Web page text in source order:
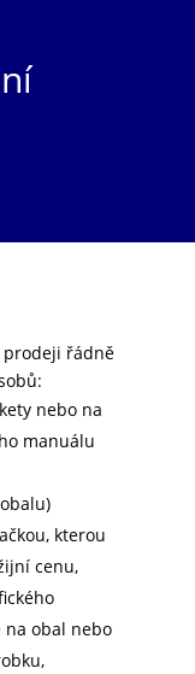
řádně
nebo na
manuálu
kterou
cenu,
na obal nebo